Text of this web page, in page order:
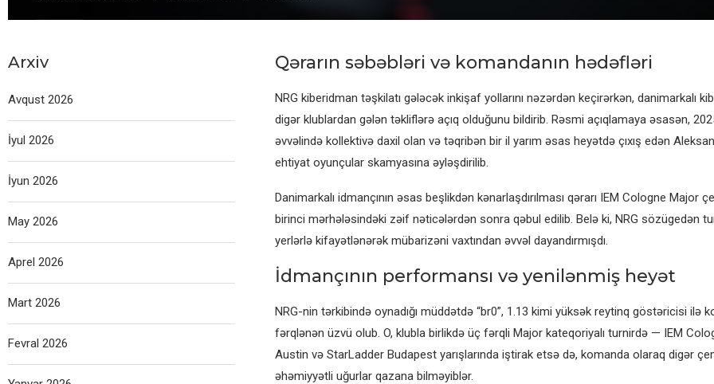
Qərarın səbəbləri və komandanın hədəfləri
NRG kiberidman təşkilatı gələcək inkişaf yollarını nəzərdən keçirərkən, danimarkalı
digər klublardan gələn təkliflərə açıq olduğunu bildirib. Rəsmi açıqlamaya əsasən,
əvvəlində kollektivə daxil olan və təqribən bir il yarım əsas heyətdə çıxış edən
ehtiyat oyunçular skamyasına əyləşdirilib.
Danimarkalı idmançının əsas beşlikdən kənarlaşdırılması qərarı IEM Cologne Major
birinci mərhələsindəki zəif nəticələrdən sonra qəbul edilib. Belə ki, NRG sözügedən
yerlərlə kifayətlənərək mübarizəni vaxtından əvvəl dayandırmışdı.
İdmançının performansı və yenilənmiş heyət
NRG-nin tərkibində oynadığı müddətdə “br0”, 1.13 kimi yüksək reytinq göstəricisi ilə
fərqlənən üzvü olub. O, klubla birlikdə üç fərqli Major kateqoriyalı turnirdə — IEM
Austin və StarLadder Budapest yarışlarında iştirak etsə də, komanda olaraq digər
əhəmiyyətli uğurlar qazana bilməyiblər.
Arxiv
Avqust 2026
İyul 2026
İyun 2026
May 2026
Aprel 2026
Mart 2026
Fevral 2026